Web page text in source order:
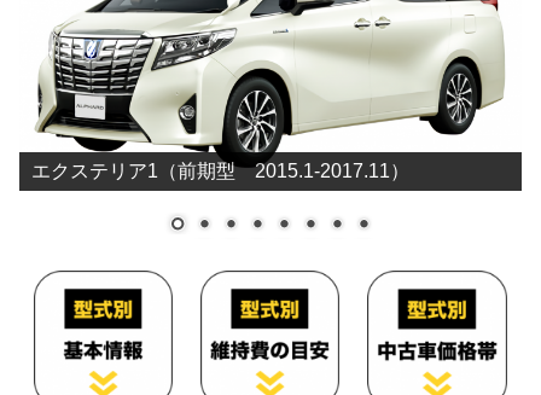
GGH25W 191,800円
ATH20W 109,200円
エクステリア1（前期型 2015.1-2017.11）